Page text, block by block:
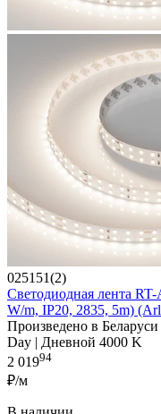
025151(2)
Светодиодная лента
W/m, IP20, 2835, 5m)
Произведено в Беларуси
Day | Дневной 4000 K
2 01994
₽/м